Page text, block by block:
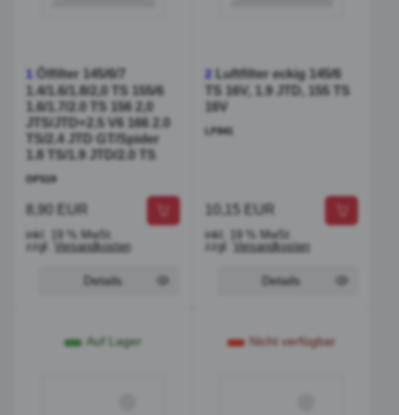
1 Ölfilter 145/6/7
1.4/1.6/1.8/2,0 TS 155/6
1.6/1.7/2.0 TS 156 2,0
JTS/JTD+2.5 V6 166 2.0
TS/2.4 JTD GT/Spider
1.8 TS/1.9 JTD/2.0 TS
OF519
8,90 EUR
inkl. 19 % MwSt.
zzgl.
Versandkosten
Details
2Luftfilter eckig 145/6
TS 16V, 1.9 JTD, 155 TS
16V
LF841
10,15 EUR
inkl. 19 % MwSt.
zzgl.
Versandkosten
Details
Auf Lager Nicht verfügbar